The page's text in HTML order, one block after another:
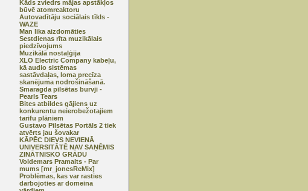
Kāds zviedrs mājas apstākļos
būvē atomreaktoru
Autovadītāju sociālais tīkls -
WAZE
Man lika aizdomāties
Sestdienas rīta muzikālais
piedzīvojums
Muzikālā nostaļģija
XLO Electric Company kabeļu,
kā audio sistēmas
sastāvdaļas, loma precīza
skanējuma nodrošināšanā.
Smaragda pilsētas burvji -
Pearls Tears
Bites atbildes gājiens uz
konkurentu neierobežotajiem
tarifu plāniem
Gustavo Pilsētas Portāls 2 tiek
atvērts jau šovakar
KĀPĒC DIEVS NEVIENĀ
UNIVERSITĀTĒ NAV SAŅĒMIS
ZINĀTNISKO GRĀDU
Voldemars Pramalts - Par
mums [mr_jonesReMix]
Problēmas, kas var rasties
darbojoties ar domeina